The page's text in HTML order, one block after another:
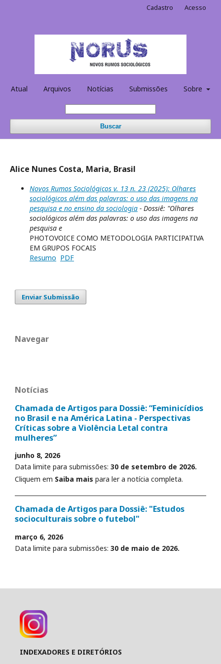
Atual Arquivos Notícias Submissões Sobre
Buscar
Cadastro Acesso
Alice Nunes Costa, Maria, Brasil
Novos Rumos Sociológicos v. 13 n. 23 (2025): Olhares
sociológicos além das palavras: o uso das imagens na
pesquisa e no ensino da sociologia - Dossiê: "Olhares
sociológicos além das palavras: o uso das imagens na
pesquisa e
PHOTOVOICE COMO METODOLOGIA PARTICIPATIVA
EM GRUPOS FOCAIS
Resumo PDF
Enviar Submissão
Navegar
Notícias
Chamada de Artigos para Dossiê: “Feminicídios
no Brasil e na América Latina - Perspectivas
Críticas sobre a Violência Letal contra
mulheres”
junho 8, 2026
Data limite para submissões: 30 de setembro de 2026.
Cliquem em Saiba mais para ler a notícia completa.
Chamada de Artigos para Dossiê: "Estudos
socioculturais sobre o futebol"
março 6, 2026
Data limite para submissões: 30 de maio de 2026.
INDEXADORES E DIRETÓRIOS